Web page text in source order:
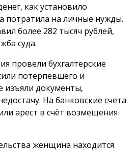
как установило
потратила на личные нужды.
более 282 тысяч рублей,
суда.
провели бухгалтерские
потерпевшего и
изъяли документы,
На банковские счета
арест в счёт возмещения
женщина находится